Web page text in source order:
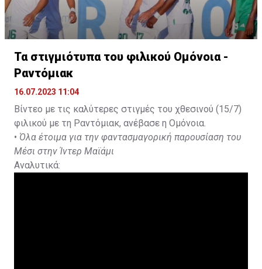
Τα στιγμιότυπα του φιλικού Ομόνοια -
Ραντόμιακ
16.07.2023 11:04
Βίντεο με τις καλύτερες στιγμές του χθεσινού (15/7)
φιλικού με τη Ραντόμιακ, ανέβασε η Ομόνοια.
• Όλα έτοιμα για την φαντασμαγορική παρουσίαση του
Μέσι στην Ίντερ Μαϊάμι
Αναλυτικά: